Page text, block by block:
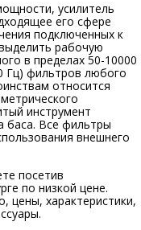
усилитель
его сфере
подключенных к
рабочую
в пределах 50-10000
Гц) фильтров любого
относится
инструмент
баса. Все фильтры
внешнего
посетив
по низкой цене.
цены, характеристики,